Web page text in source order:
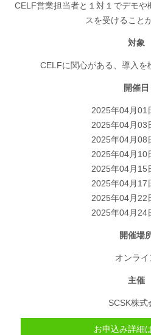
CELF営業担当者と１対１でデモや
スを受けること
対象
CELFに関心がある、導入を
開催日
2025年04月01
2025年04月03
2025年04月08
2025年04月10
2025年04月15
2025年04月17
2025年04月22
2025年04月24
開催場
オンライ
主催
SCSK株式
お申込み詳細